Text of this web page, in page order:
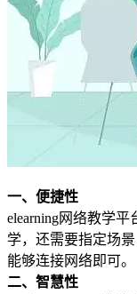
一、便捷性
elearning网络教学
学，还需要指定场
能够连接网络即可。
二、智慧性